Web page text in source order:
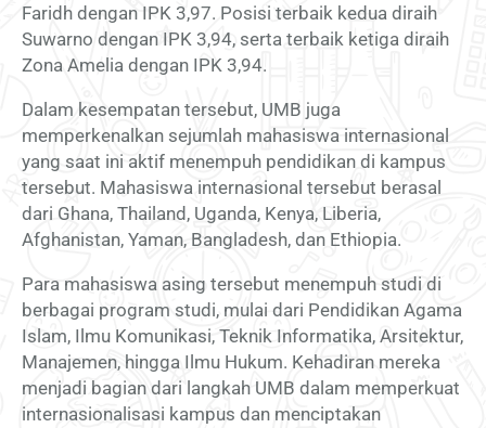
Faridh dengan IPK 3,97. Posisi terbaik kedua diraih
Suwarno dengan IPK 3,94, serta terbaik ketiga diraih
Zona Amelia dengan IPK 3,94.
Dalam kesempatan tersebut, UMB juga
memperkenalkan sejumlah mahasiswa internasional
yang saat ini aktif menempuh pendidikan di kampus
tersebut. Mahasiswa internasional tersebut berasal
dari Ghana, Thailand, Uganda, Kenya, Liberia,
Afghanistan, Yaman, Bangladesh, dan Ethiopia.
Para mahasiswa asing tersebut menempuh studi di
berbagai program studi, mulai dari Pendidikan Agama
Islam, Ilmu Komunikasi, Teknik Informatika, Arsitektur,
Manajemen, hingga Ilmu Hukum. Kehadiran mereka
menjadi bagian dari langkah UMB dalam memperkuat
internasionalisasi kampus dan menciptakan